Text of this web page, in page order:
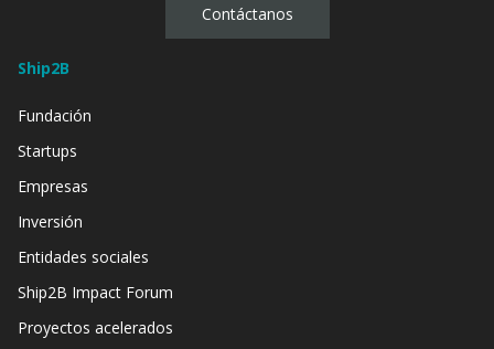
Contáctanos
Ship2B
Fundación
Startups
Empresas
Inversión
Entidades sociales
Ship2B Impact Forum
Proyectos acelerados